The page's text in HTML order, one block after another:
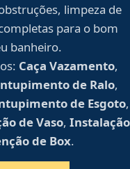
limpeza de
para o bom
banheiro.
Caça Vazamento,
de Ralo,
de Esgoto,
de Vaso, Instalação
de Box.